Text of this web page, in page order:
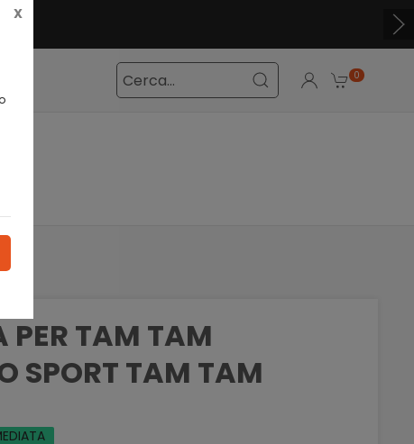
X
0
PER TAM TAM
SPORT TAM TAM